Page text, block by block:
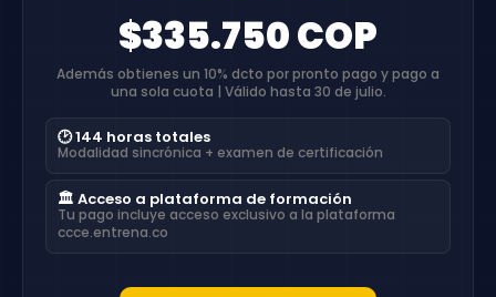
$335.750 COP
Además obtienes un 10% dcto por pronto pago y pago a
una sola cuota | Válido hasta 30 de julio.
🕑 144 horas totales
Modalidad sincrónica + examen de certificación
🏛️ Acceso a plataforma de formación
Tu pago incluye acceso exclusivo a la plataforma
ccce.entrena.co